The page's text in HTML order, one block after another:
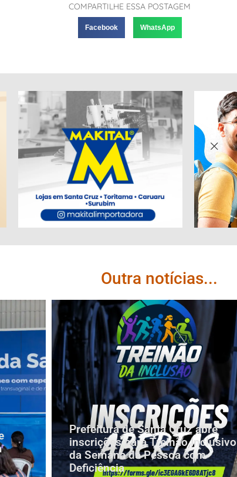
COMPARTILHE ESSA POSTAGEM
Facebook WhatsApp
Outra notícias...
Prefeitura de Santa Cruz abre
inscrições para Treinão Inclusivo
da Semana da Pessoa com
Deficiência